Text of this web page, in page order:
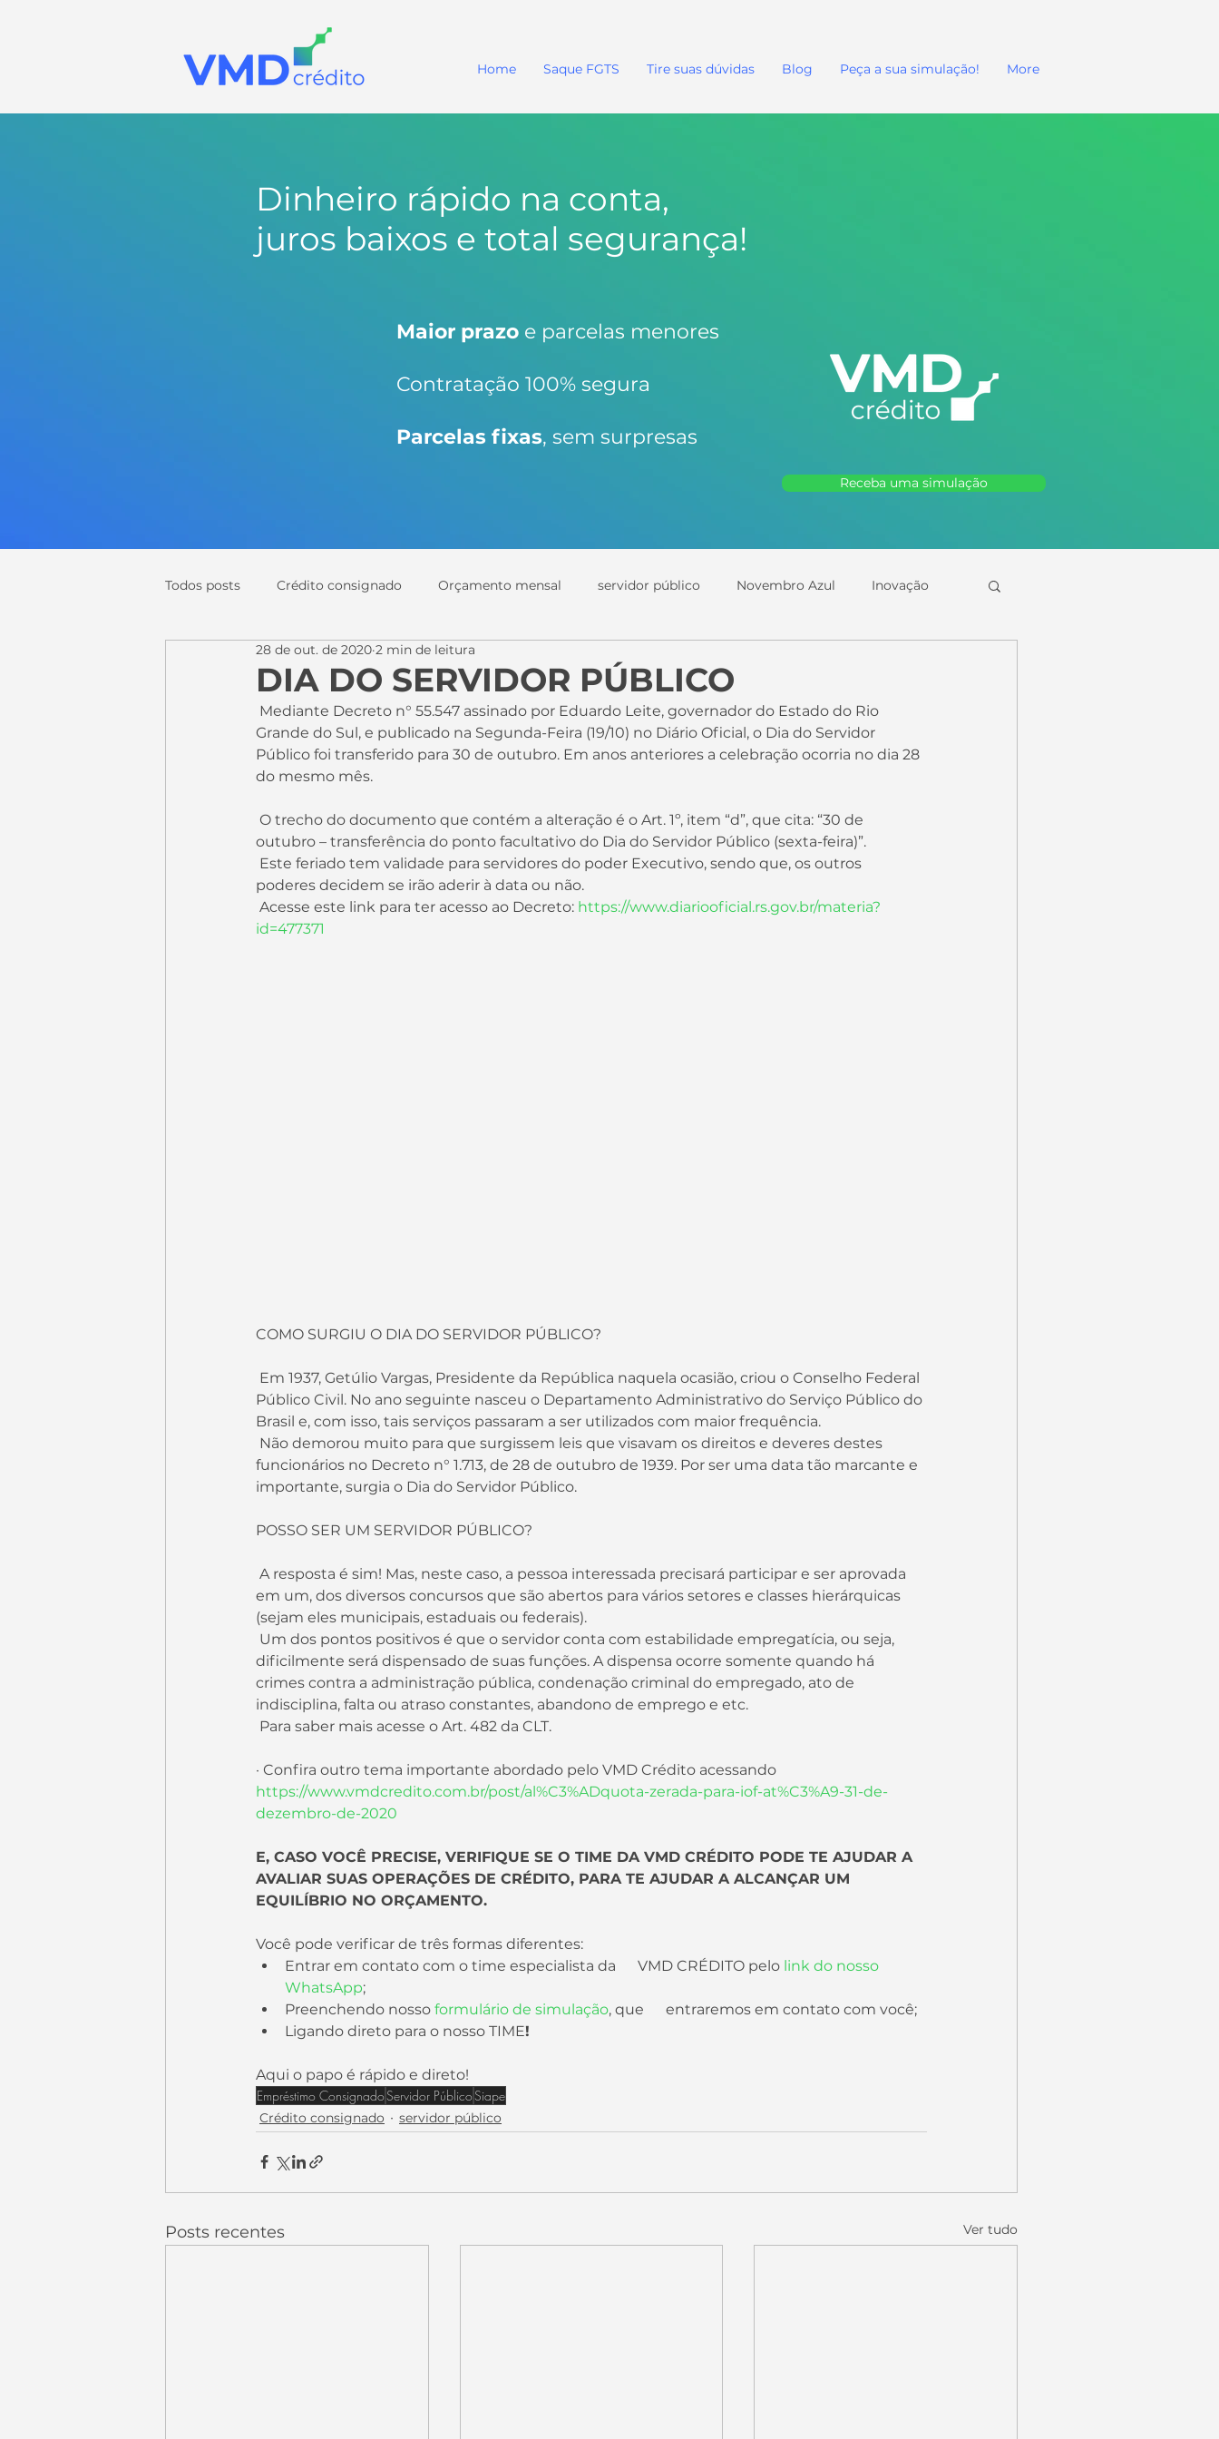
Home Saque FGTS Tire suas dúvidas Blog Peça a sua simulação! More
Dinheiro rápido na conta,
juros baixos e total segurança!
Maior prazo e parcelas menores
Contratação 100% segura
Parcelas fixas, sem surpresas
Receba uma simulação
Todos posts Crédito consignado Orçamento mensal servidor público Novembro Azul Inovação
Senso de Urgencia
DIA DO SERVIDOR PÚBLICO
28 de out. de 2020 2 min de leitura
Grande do Sul, e publicado na Segunda-Feira (19/10) no Diário Oficial, o Dia do Servidor
Público foi transferido para 30 de outubro. Em anos anteriores a celebração ocorria no dia 28
do mesmo mês.
outubro – transferência do ponto facultativo do Dia do Servidor Público (sexta-feira)”.
poderes decidem se irão aderir à data ou não.
Acesse este link para ter acesso ao Decreto: https://www.diariooficial.rs.gov.br/materia?
id=477371
COMO SURGIU O DIA DO SERVIDOR PÚBLICO?
Público Civil. No ano seguinte nasceu o Departamento Administrativo do Serviço Público do
Brasil e, com isso, tais serviços passaram a ser utilizados com maior frequência.
funcionários no Decreto n° 1.713, de 28 de outubro de 1939. Por ser uma data tão marcante e
importante, surgia o Dia do Servidor Público.
POSSO SER UM SERVIDOR PÚBLICO?
em um, dos diversos concursos que são abertos para vários setores e classes hierárquicas
(sejam eles municipais, estaduais ou federais).
dificilmente será dispensado de suas funções. A dispensa ocorre somente quando há
crimes contra a administração pública, condenação criminal do empregado, ato de
indisciplina, falta ou atraso constantes, abandono de emprego e etc.
Para saber mais acesse o Art. 482 da CLT.
· Confira outro tema importante abordado pelo VMD Crédito acessando
https://www.vmdcredito.com.br/post/al%C3%ADquota-zerada-para-iof-at%C3%A9-31-de-
dezembro-de-2020
E, CASO VOCÊ PRECISE, VERIFIQUE SE O TIME DA VMD CRÉDITO PODE TE AJUDAR A
AVALIAR SUAS OPERAÇÕES DE CRÉDITO, PARA TE AJUDAR A ALCANÇAR UM
EQUILÍBRIO NO ORÇAMENTO.
Você pode verificar de três formas diferentes:
Entrar em contato com o time especialista da      VMD CRÉDITO pelo link do nosso
WhatsApp;
Preenchendo nosso formulário de simulação, que      entraremos em contato com você;
Ligando direto para o nosso TIME!
Aqui o papo é rápido e direto!
Empréstimo Consignado Servidor Público Siape
Crédito consignado servidor público
Posts recentes Ver tudo